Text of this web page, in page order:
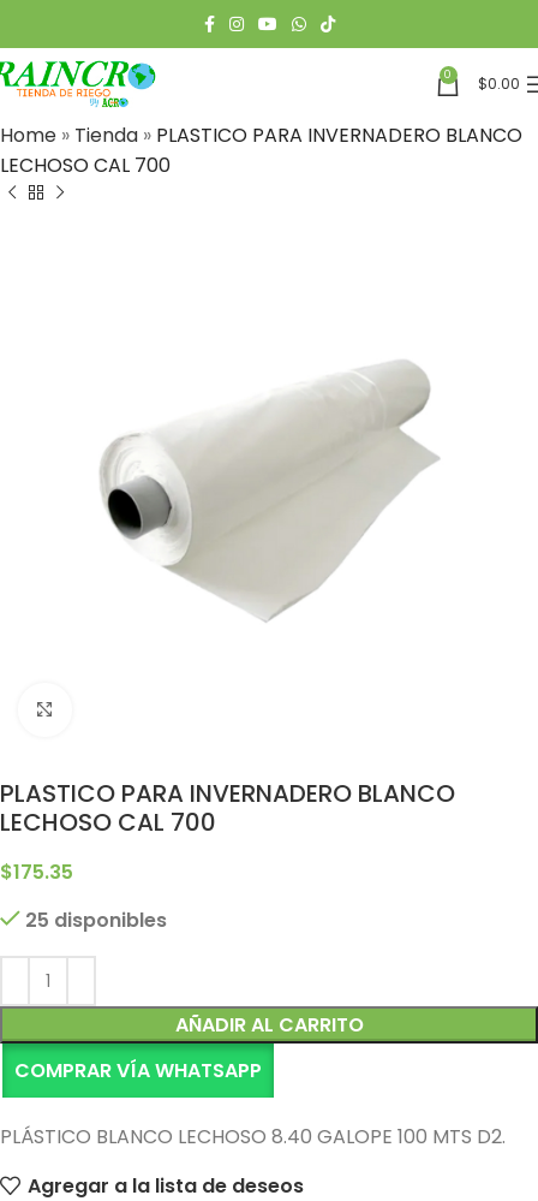
0 $0.00
Home » Tienda » PLASTICO PARA INVERNADERO BLANCO
LECHOSO CAL 700
PLASTICO PARA INVERNADERO BLANCO
LECHOSO CAL 700
$175.35
25 disponibles
AÑADIR AL CARRITO
COMPRAR VÍA WHATSAPP
Alternative:
PLÁSTICO BLANCO LECHOSO 8.40 GALOPE 100 MTS D2.
Agregar a la lista de deseos